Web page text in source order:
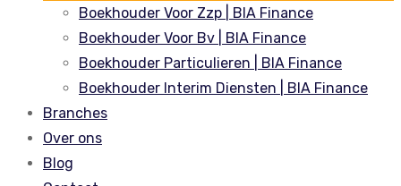
Boekhouder Voor Zzp | BIA Finance
Boekhouder Voor Bv | BIA Finance
Boekhouder Particulieren | BIA Finance
Boekhouder Interim Diensten | BIA Finance
Branches
Over ons
Blog